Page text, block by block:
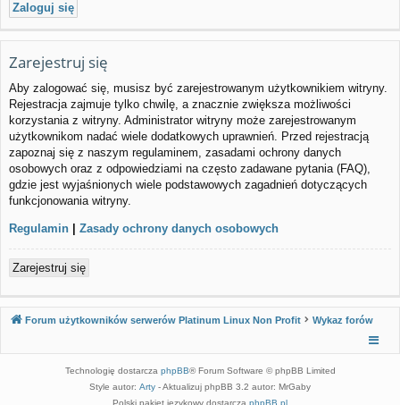
Zarejestruj się
Aby zalogować się, musisz być zarejestrowanym użytkownikiem witryny.
Rejestracja zajmuje tylko chwilę, a znacznie zwiększa możliwości
korzystania z witryny. Administrator witryny może zarejestrowanym
użytkownikom nadać wiele dodatkowych uprawnień. Przed rejestracją
zapoznaj się z naszym regulaminem, zasadami ochrony danych
osobowych oraz z odpowiedziami na często zadawane pytania (FAQ),
gdzie jest wyjaśnionych wiele podstawowych zagadnień dotyczących
funkcjonowania witryny.
Regulamin | Zasady ochrony danych osobowych
Zarejestruj się
Forum użytkowników serwerów Platinum Linux Non Profit Wykaz forów
Technologię dostarcza phpBB® Forum Software © phpBB Limited
Style autor: Arty - Aktualizuj phpBB 3.2 autor: MrGaby
Polski pakiet językowy dostarcza phpBB.pl